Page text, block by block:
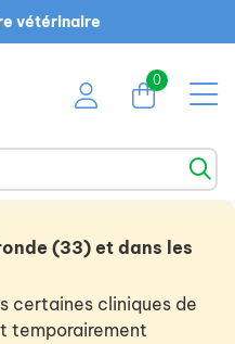
vétérinaire
0
(33) et dans les
certaines cliniques de
temporairement